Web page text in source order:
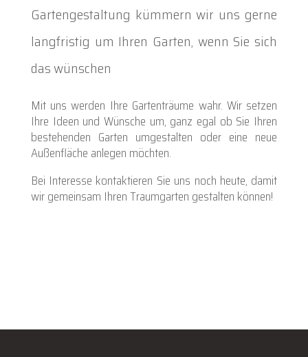
Gartengestaltung kümmern wir uns gerne
langfristig um Ihren Garten, wenn Sie sich
das wünschen
Mit uns werden Ihre Gartenträume wahr. Wir setzen
Ihre Ideen und Wünsche um, ganz egal ob Sie Ihren
bestehenden Garten umgestalten oder eine neue
Außenfläche anlegen möchten.
Bei Interesse kontaktieren Sie uns noch heute, damit
wir gemeinsam Ihren Traumgarten gestalten können!